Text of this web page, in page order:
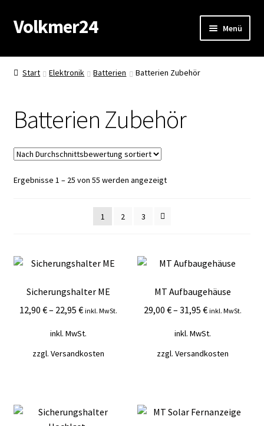
Zur
Navigation
Zum
Inhalt
Volkmer24 Menü
Start
Impressum
Datenschutz
Impressum
Vertrag widerrufen
Warenkorb
Start Elektronik Batterien Batterien Zubehör
Batterien Zubehör
Ergebnisse 1 – 25 von 55 werden angezeigtNach
1
2 3
Sicherungshalter ME
12,90€– 22,95€ inkl. MwSt.
inkl. MwSt.
zzgl.Versandkosten
MT Aufbaugehäuse
29,00 €– 31,95 € inkl. MwSt.
inkl. MwSt.
zzgl. Versandkosten